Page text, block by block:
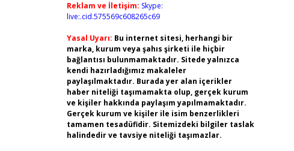
Reklam ve İletişim: Skype:
live:.cid.575569c608265c69
Yasal Uyarı: Bu internet sitesi, herhangi bir
marka, kurum veya şahıs şirketi ile hiçbir
bağlantısı bulunmamaktadır. Sitede yalnızca
kendi hazırladığımız makaleler
paylaşılmaktadır. Burada yer alan içerikler
haber niteliği taşımamakta olup, gerçek kurum
ve kişiler hakkında paylaşım yapılmamaktadır.
Gerçek kurum ve kişiler ile isim benzerlikleri
tamamen tesadüfidir. Sitemizdeki bilgiler taslak
halindedir ve tavsiye niteliği taşımazlar.